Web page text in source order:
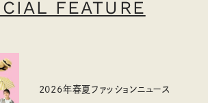
FEATURE
2026年春夏ファッションニュース